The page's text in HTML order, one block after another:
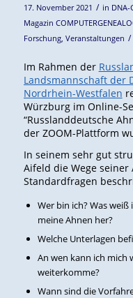
17. November 2021 / in DNA-
Magazin
Forschung, Veranstaltungen /
Im Rahmen der
Landsmannschaft der
Nordrhein-Westfalen
Würzburg im Online-
“Russlanddeutsche
der ZOOM-Plattform
In seinem sehr gut
Aifeld die Wege
Standardfragen
Wer bin ich? Was
meine Ahnen her?
Welche Unterlagen
An wen kann ich mich
weiterkomme?
Wann sind die